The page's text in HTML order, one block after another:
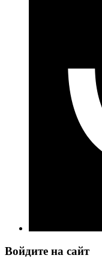
Войдите на сайт